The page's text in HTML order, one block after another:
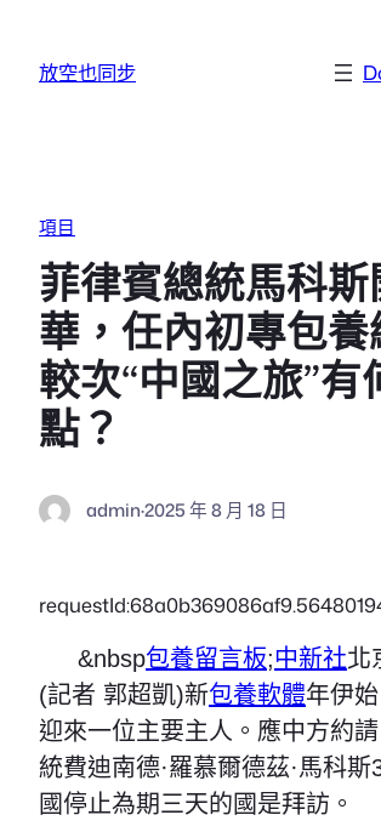
放空也同步
項目
菲律賓總統馬科
華，任內初專包
較次“中國之旅”有
點？
admin·2025 年 8 月 18 日
&nbsp包養留言板;中新社北
(記者 郭超凱)新包養軟體年伊
迎來一位主要主人。應中方約
統費迪南德·羅慕爾德茲·馬科斯
國停止為期三天的國是拜訪。